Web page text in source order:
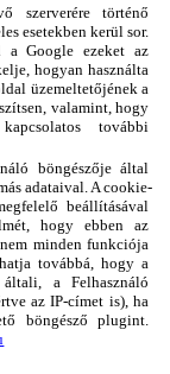
szerverére történő
esetekben kerül sor.
a Google ezeket az
hogyan használta
üzemeltetőjének a
valamint, hogy
további
böngészője által
adataival. A cookie-
beállításával
hogy ebben az
minden funkciója
továbbá, hogy a
a Felhasználó
az IP-címet is), ha